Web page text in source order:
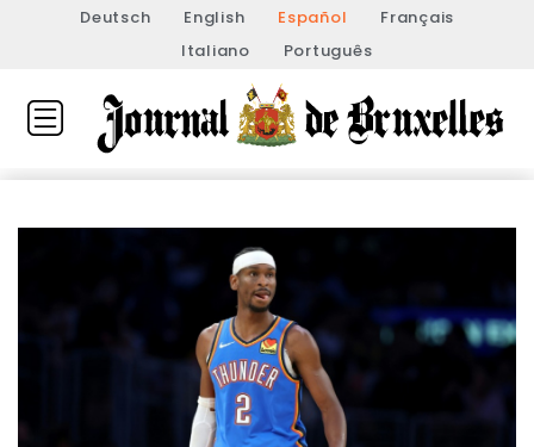
Deutsch English Español
Français
Italiano
Português